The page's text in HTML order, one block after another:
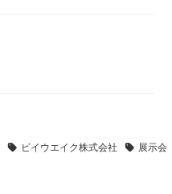
ビイウエイク株式会社 展示会